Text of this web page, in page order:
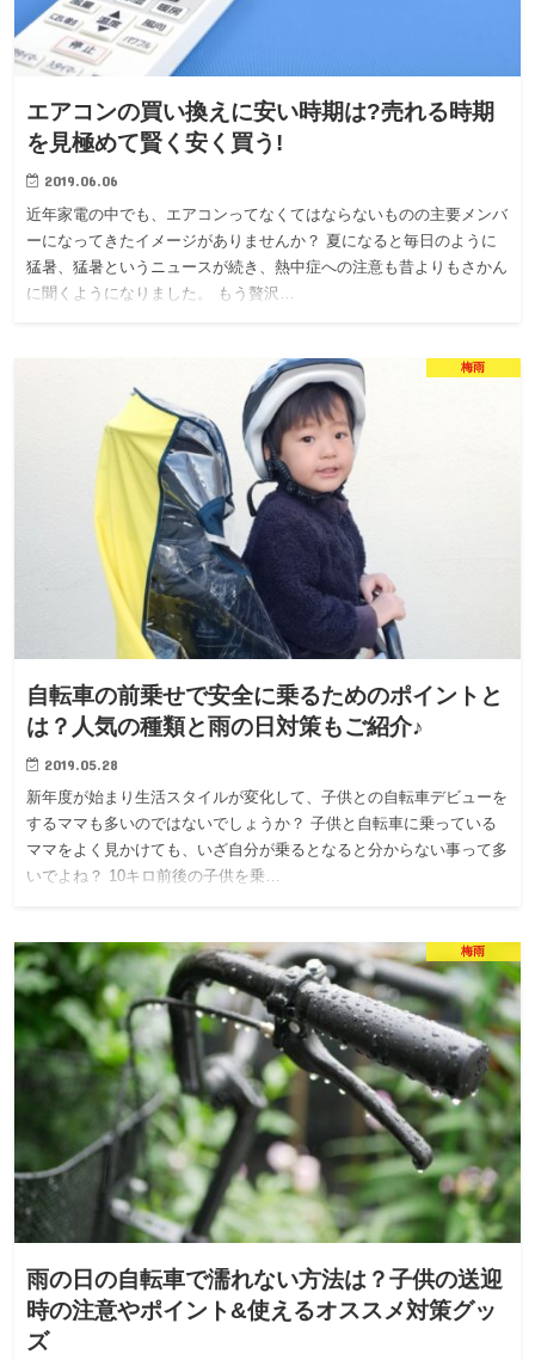
エアコンの買い換えに安い時期は?売れる時期
を見極めて賢く安く買う!
2019.06.06
近年家電の中でも、エアコンってなくてはならないものの主要メンバ
ーになってきたイメージがありませんか？ 夏になると毎日のように
猛暑、猛暑というニュースが続き、熱中症への注意も昔よりもさかん
に聞くようになりました。 もう贅沢…
梅雨
自転車の前乗せで安全に乗るためのポイントと
は？人気の種類と雨の日対策もご紹介♪
2019.05.28
新年度が始まり生活スタイルが変化して、子供との自転車デビューを
するママも多いのではないでしょうか？ 子供と自転車に乗っている
ママをよく見かけても、いざ自分が乗るとなると分からない事って多
いでよね？ 10キロ前後の子供を乗…
梅雨
雨の日の自転車で濡れない方法は？子供の送迎
時の注意やポイント&使えるオススメ対策グッ
ズ